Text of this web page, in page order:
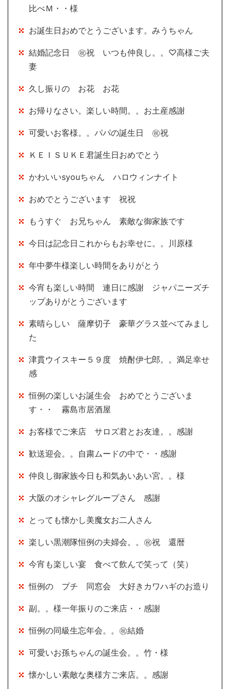
比べＭ・・様
お誕生日おめでとうございます。みうちゃん
結婚記念日 ㊗祝 いつも仲良し。。♡高様ご夫
妻
久し振りの お花 お花
お帰りなさい。楽しい時間。。お土産感謝
可愛いお客様。。パパの誕生日 ㊗祝
ＫＥＩＳＵＫＥ君誕生日おめでとう
かわいいsyouちゃん ハロウィンナイト
おめでとうございます 祝祝
もうすぐ お兄ちゃん 素敵な御家族です
今日は記念日これからもお幸せに。。川原様
年中夢牛様楽しい時間をありがとう
今宵も楽しい時間 連日に感謝 ジャパニーズチ
ップありがとうございます
素晴らしい 薩摩切子 豪華グラス並べてみまし
た
津貫ウイスキー５９度 焼酎伊七郎。。満足幸せ
感
恒例の楽しいお誕生会 おめでとうございま
す・・ 霧島市居酒屋
お客様でご来店 サロズ君とお友達。。感謝
歓送迎会。。自粛ムードの中で・・感謝
仲良し御家族今日も和気あいあい宮。。様
大阪のオシャレグループさん 感謝
とっても懐かし美魔女お二人さん
楽しい黒潮隊恒例の夫婦会。。㊗祝 還暦
今宵も楽しい宴 食べて飲んで笑って（笑）
恒例の プチ 同窓会 大好きカワハギのお造り
副。。様一年振りのご来店・・感謝
恒例の同級生忘年会。。㊗結婚
可愛いお孫ちゃんの誕生会。。竹・様
懐かしい素敵な奥様方ご来店。。感謝